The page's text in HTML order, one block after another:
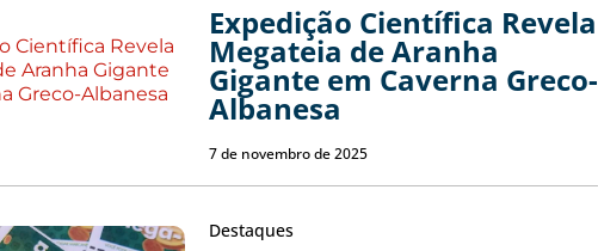
Expedição Científica Revela
Megateia de Aranha
Gigante em Caverna Greco-
Albanesa
7 de novembro de 2025
Destaques